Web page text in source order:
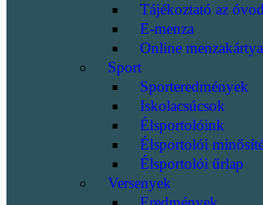
Tájékoztató az
E-menza
Online
Sport
Sporteredmények
Iskolacsúcsok
Élsportolóink
Élsportolói
Élsportolói űrlap
Versenyek